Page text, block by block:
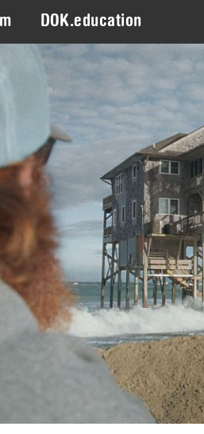
DOK.education